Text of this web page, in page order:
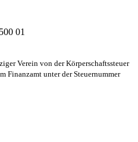
01
Verein von der Körperschaftssteuer
Finanzamt unter der Steuernummer